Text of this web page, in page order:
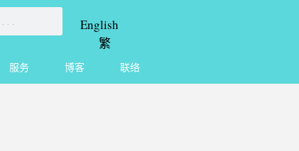
English
繁
服务 博客 联络